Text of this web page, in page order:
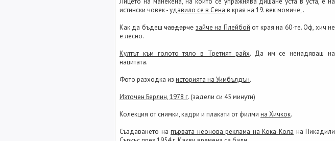
истински човек -удавило се в Сена в края на 19. век момиче, .
Как да бъдешчавдарче зайче на Плейбой от края на 60-те. Оф, хич не
е лесно.
Култът към голото тяло в Третият райх. Да им се ненадяваш на
нацитата.
Фото разходка из историята на Уимбълдън.
Източен Берлин, 1978 г. (задели си 45 минути)
Колекция от снимки, кадри и плакати от филми на Хичкок.
Създаването на първата неонова реклама на Кока-Кола на Пикадили